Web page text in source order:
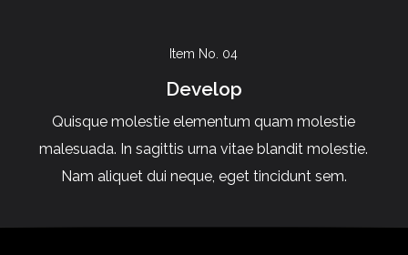
Item No. 04
Develop
Quisque molestie elementum quam molestie
malesuada. In sagittis urna vitae blandit molestie.
Nam aliquet dui neque, eget tincidunt sem.